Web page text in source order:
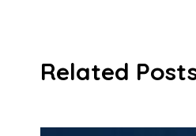
Related